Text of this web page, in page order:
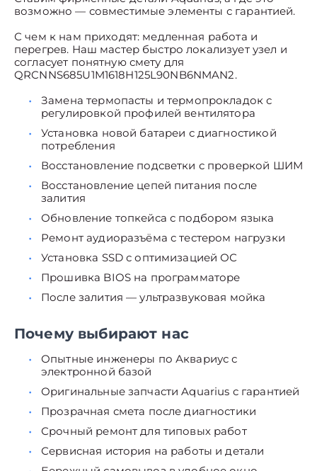
возможно — совместимые элементы с гарантией.
С чем к нам приходят: медленная работа и
перегрев. Наш мастер быстро локализует узел и
согласует понятную смету для
QRCNNS685U1M1618H125L90NB6NMAN2.
Замена термопасты и термопрокладок с
регулировкой профилей вентилятора
Установка новой батареи с диагностикой
потребления
Восстановление подсветки с проверкой ШИМ
Восстановление цепей питания после
залития
Обновление топкейса с подбором языка
Ремонт аудиоразъёма с тестером нагрузки
Установка SSD с оптимизацией ОС
Прошивка BIOS на программаторе
После залития — ультразвуковая мойка
Почему выбирают нас
Опытные инженеры по Аквариус с
электронной базой
Оригинальные запчасти Aquarius с гарантией
Прозрачная смета после диагностики
Срочный ремонт для типовых работ
Сервисная история на работы и детали